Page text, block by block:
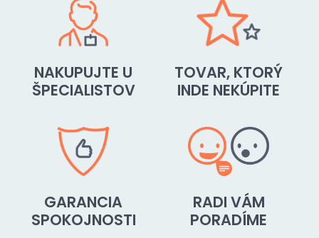
NAKUPUJTE U
ŠPECIALISTOV
TOVAR, KTORÝ
INDE NEKÚPITE
GARANCIA
SPOKOJNOSTI
RADI VÁM
PORADÍME